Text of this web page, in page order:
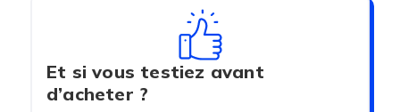
Et si vous testiez avant
d’acheter ?